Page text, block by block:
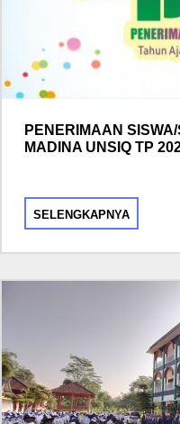
PENERIMAAN
MADINA UNSIQ TP
SELENGKAPNYA